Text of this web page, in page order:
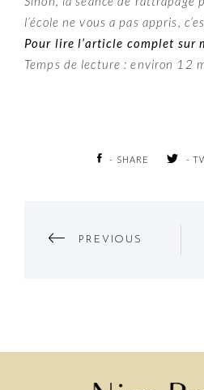
l’école ne vous a pas appris,
Pour lire l’article complet sur
Temps de lecture : environ 12
- SHARE -
PREVIOUS